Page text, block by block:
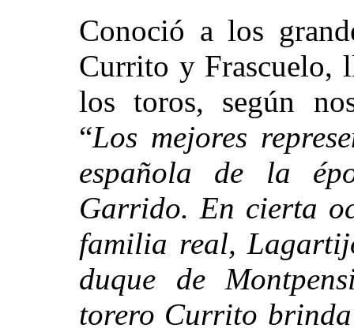
Conoció a los
Currito y Frascuelo,
los toros, según
“Los mejores
española de la
Garrido. En cierta
familia real,
duque de
torero Currito